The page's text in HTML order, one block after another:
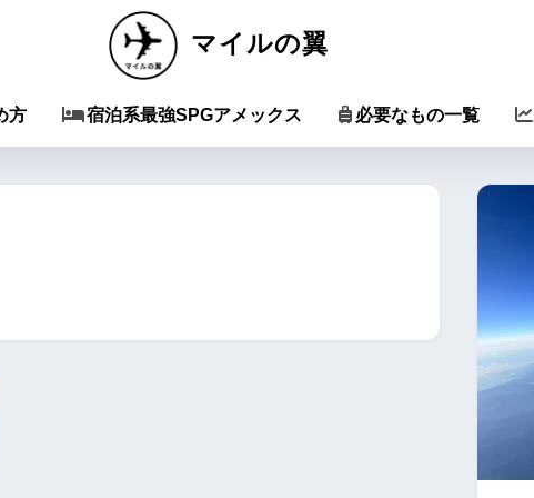
マイルの翼
方 宿泊系最強SPGアメックス 必要なもの一覧